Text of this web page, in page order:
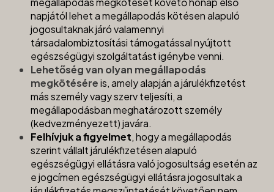
napjától lehet a megállapodás kötésen alapuló
jogosultaknak járó valamennyi
társadalombiztosítási támogatással nyújtott
egészségügyi szolgáltatást igénybe venni.
Lehetőség van olyan megállapodás
megkötéséreis, amely alapján a járulékfizetést
más személy vagy szerv teljesíti, a
megállapodásban meghatározott személy
(kedvezményezett) javára.
Felhívjuk a figyelmet, hogy a megállapodás
szerint vállalt járulékfizetésen alapuló
egészségügyi ellátásra való jogosultság esetén az
e jogcímen egészségügyi ellátásra jogosultak a